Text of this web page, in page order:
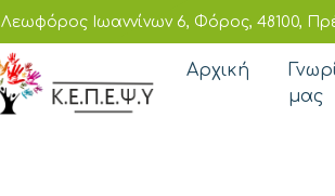
Λεωφόρος Ιωαννίνων 6, Φόρος, 48100,
Αρχική
μας